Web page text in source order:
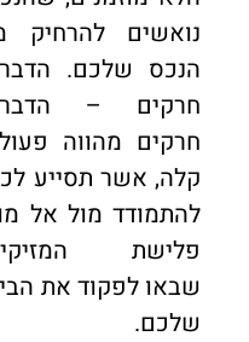
נואשים להרחיק מן
הנכס שלכם. הדברת
חרקים – הדברת
חרקים מהווה פעולה
קלה, אשר תסייע לכם
להתמודד מול אל מול
פלישת המזיקים
שבאו לפקוד את הבית
שלכם.